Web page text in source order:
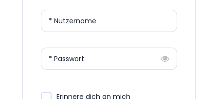
* Nutzername
* Passwort
Erinnere dich an mich